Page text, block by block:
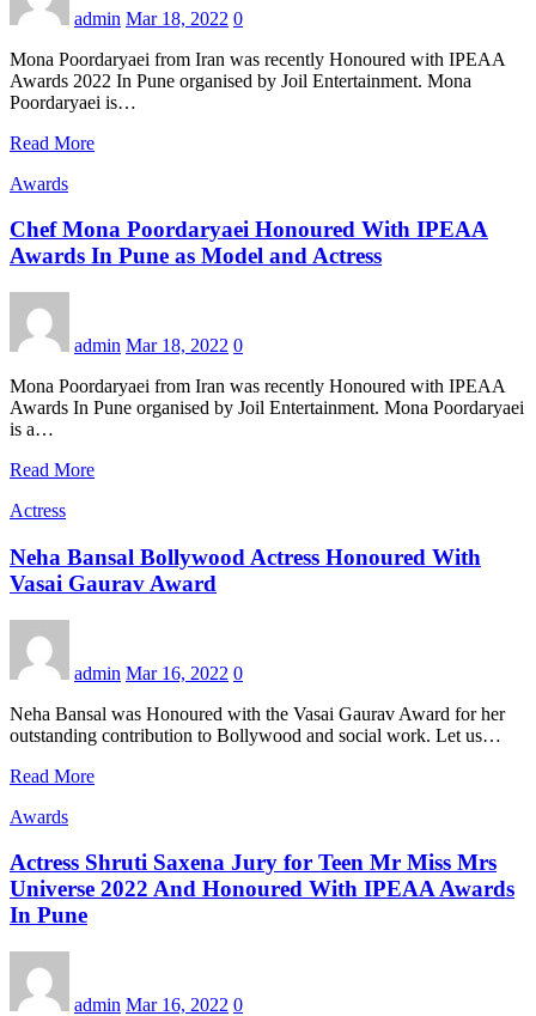
admin Mar 18, 2022 0
Mona Poordaryaei from Iran was recently Honoured with IPEAA
Awards 2022 In Pune organised by Joil Entertainment. Mona
Poordaryaei is…
Read More
Awards
Chef Mona Poordaryaei Honoured With IPEAA
Awards In Pune as Model and Actress
admin Mar 18, 2022 0
Mona Poordaryaei from Iran was recently Honoured with IPEAA
Awards In Pune organised by Joil Entertainment. Mona Poordaryaei
is a…
Read More
Actress
Neha Bansal Bollywood Actress Honoured With
Vasai Gaurav Award
admin Mar 16, 2022 0
Neha Bansal was Honoured with the Vasai Gaurav Award for her
outstanding contribution to Bollywood and social work. Let us…
Read More
Awards
Actress Shruti Saxena Jury for Teen Mr Miss Mrs
Universe 2022 And Honoured With IPEAA Awards
In Pune
admin Mar 16, 2022 0